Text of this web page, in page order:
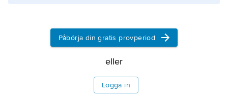
Information om artikeln
Påbörja din gratis provperiod
eller
Logga in